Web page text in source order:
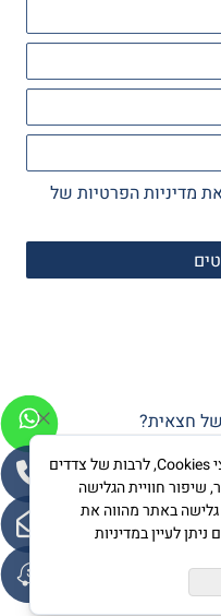
מדיניות הפרטיות של
חצאית?
לידיעתך, באתרנו נעשה שימוש בקבצי Cookies, לרבות של צדדים
שיפור חוויית הגלישה
באתר מהווה את
לעיין במדיניות